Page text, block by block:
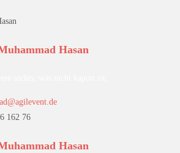
Hasan
162 76
Hasan